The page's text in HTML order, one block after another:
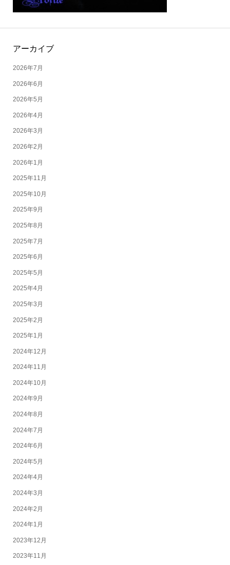
アーカイブ
2026年7月
2026年6月
2026年5月
2026年4月
2026年3月
2026年2月
2026年1月
2025年11月
2025年10月
2025年9月
2025年8月
2025年7月
2025年6月
2025年5月
2025年4月
2025年3月
2025年2月
2025年1月
2024年12月
2024年11月
2024年10月
2024年9月
2024年8月
2024年7月
2024年6月
2024年5月
2024年4月
2024年3月
2024年2月
2024年1月
2023年12月
2023年11月